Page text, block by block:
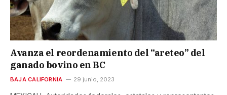
Avanza el reordenamiento del “areteo” del
ganado bovino en BC
BAJA CALIFORNIA 29 junio, 2023